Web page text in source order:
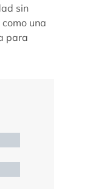
sin
una
para